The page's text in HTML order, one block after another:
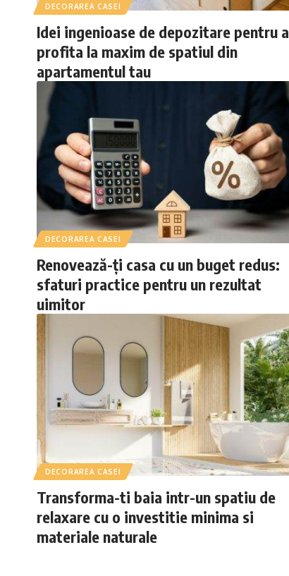
DECORAREA CASEI
Idei ingenioase de depozitare pentru a
profita la maxim de spatiul din
apartamentul tau
DECORAREA CASEI
Renovează-ți casa cu un buget redus:
sfaturi practice pentru un rezultat
uimitor
DECORAREA CASEI
Transforma-ti baia intr-un spatiu de
relaxare cu o investitie minima si
materiale naturale